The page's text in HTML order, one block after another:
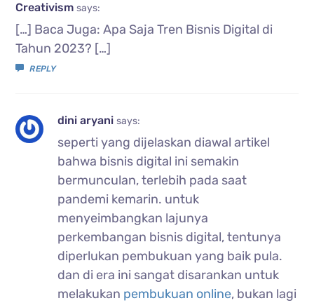
Creativism says:
[…] Baca Juga: Apa Saja Tren Bisnis Digital di
Tahun 2023? […]
REPLY
dini aryanisays:
seperti yang dijelaskan diawal artikel
bahwa bisnis digital ini semakin
bermunculan, terlebih pada saat
pandemi kemarin. untuk
menyeimbangkan lajunya
perkembangan bisnis digital, tentunya
diperlukan pembukuan yang baik pula.
dan di era ini sangat disarankan untuk
melakukan pembukuan online, bukan lagi